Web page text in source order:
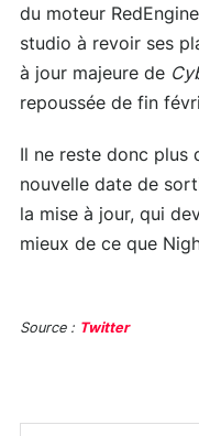
du moteur
studio à revoir ses
à jour majeure de
repoussée de fin
Il ne reste donc plus
nouvelle date de
la mise à jour, qui
mieux de ce que
Source : Twitter